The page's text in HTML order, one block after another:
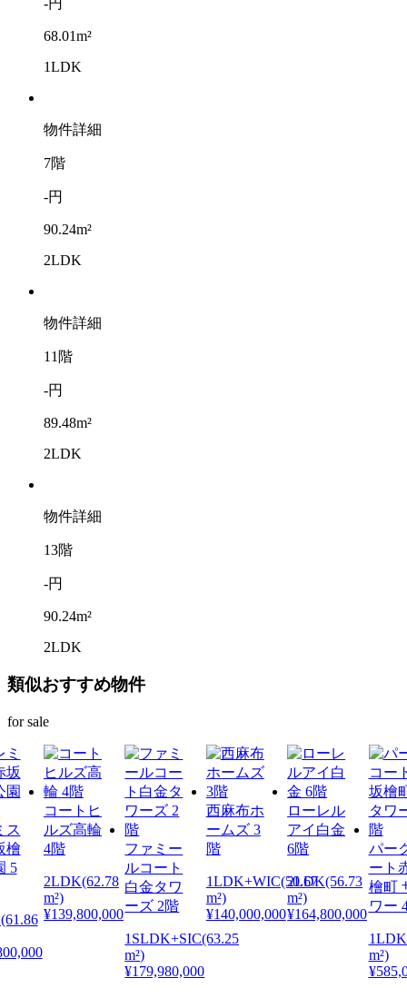
-円
68.01m²
1LDK
物件詳細
7階
-円
90.24m²
2LDK
物件詳細
11階
-円
89.48m²
2LDK
物件詳細
13階
-円
90.24m²
2LDK
類似おすすめ物件
for sale
ス
檜
5
コートヒ
ルズ高輪
4階
2LDK(62.78
m²)
¥139,800,000
ファミー
ルコート
白金タワ
ーズ 2階
1SLDK+SIC(63.25
m²)
¥179,980,000
西麻布ホ
ームズ 3
階
1LDK+WIC(50.67
m²)
¥140,000,000
ローレル
アイ白金
6階
2LDK(56.73
m²)
¥164,800,000
パー
ート
檜町
ワー
m²)